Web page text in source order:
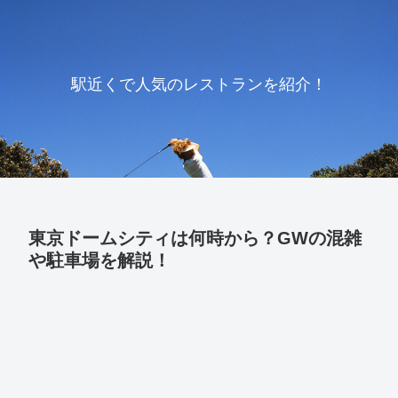
駅近くで人気のレストランを紹介！
東京ドームシティは何時から？GWの混雑
や駐車場を解説！